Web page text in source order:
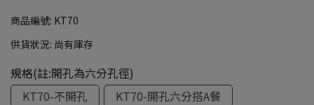
商品編號: KT70
供貨狀況: 尚有庫存
規格(註:開孔為六分孔徑)
KT70-不開孔
KT70-開孔六分搭A餐